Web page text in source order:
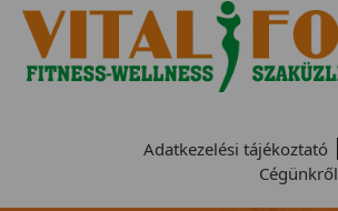
Adatkezelési tájékoztató
Cégünkről